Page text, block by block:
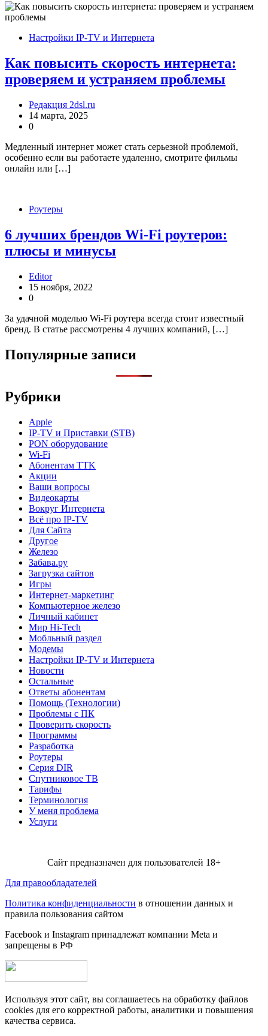
Настройки IP-TV и Интернета
Как повысить скорость интернета:
проверяем и устраняем проблемы
Редакция 2dsl.ru
14 марта, 2025
0
Медленный интернет может стать серьезной проблемой,
особенно если вы работаете удаленно, смотрите фильмы
онлайн или […]
Роутеры
6 лучших брендов Wi-Fi роутеров:
плюсы и минусы
Editor
15 ноября, 2022
0
За удачной моделью Wi-Fi роутера всегда стоит известный
бренд. В статье рассмотрены 4 лучших компаний, […]
Популярные записи
Рубрики
Apple
IP-TV и Приставки (STB)
PON оборудование
Wi-Fi
Абонентам TTK
Акции
Ваши вопросы
Видеокарты
Вокруг Интернета
Всё про IP-TV
Для Сайта
Другое
Железо
Забава.ру
Загрузка сайтов
Игры
Интернет-маркетинг
Компьютерное железо
Личный кабинет
Мир Hi-Tech
Мобльный раздел
Модемы
Настройки IP-TV и Интернета
Новости
Остальные
Ответы абонентам
Помощь (Технологии)
Проблемы с ПК
Проверить скорость
Программы
Разработка
Роутеры
Серия DIR
Спутниковое ТВ
Тарифы
Терминология
У меня проблема
Услуги
Сайт предназначен для пользователей 18+
Для правообладателей
Политика конфиденциальности в отношении данных и
правила пользования сайтом
Facebook и Instagram принадлежат компании Metа и
запрещены в РФ
Используя этот сайт, вы соглашаетесь на обработку файлов
cookies для его корректной работы, аналитики и повышения
качества сервиса.